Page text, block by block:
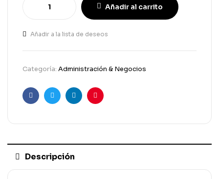
Añadir al carrito
Añadir a la lista de deseos
Categoría: Administración & Negocios
FacebookGorjeoLinkedInPinterest
Descripción